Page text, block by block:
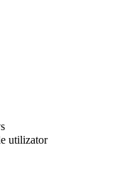
utilizator